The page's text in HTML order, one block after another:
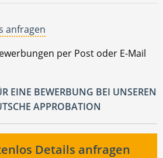
anfragen
per Post oder E-Mail
EINE BEWERBUNG BEI UNSEREN
APPROBATION
Details anfragen